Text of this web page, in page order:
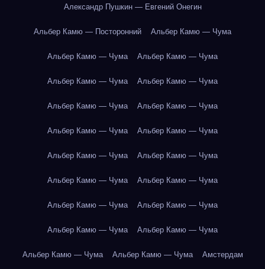
Александр Пушкин — Евгений Онегин
Альбер Камю — Посторонний Альбер Камю — Чума
Альбер Камю — Чума Альбер Камю — Чума
Альбер Камю — Чума Альбер Камю — Чума
Альбер Камю — Чума Альбер Камю — Чума
Альбер Камю — Чума Альбер Камю — Чума
Альбер Камю — Чума Альбер Камю — Чума
Альбер Камю — Чума Альбер Камю — Чума
Альбер Камю — Чума Альбер Камю — Чума
Альбер Камю — Чума Альбер Камю — Чума
Альбер Камю — Чума Альбер Камю — Чума Амстердам